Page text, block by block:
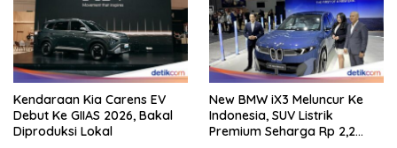
Kendaraan Kia Carens EV
Debut Ke GIIAS 2026, Bakal
Diproduksi Lokal
New BMW iX3 Meluncur Ke
Indonesia, SUV Listrik
Premium Seharga Rp 2,2